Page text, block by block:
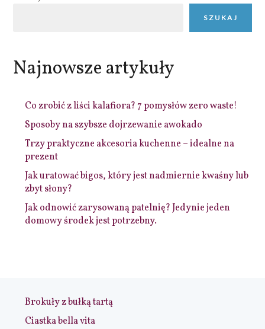
SZUKAJ
Najnowsze artykuły
Co zrobić z liści kalafiora? 7 pomysłów zero waste!
Sposoby na szybsze dojrzewanie awokado
Trzy praktyczne akcesoria kuchenne – idealne na
prezent
Jak uratować bigos, który jest nadmiernie kwaśny lub
zbyt słony?
Jak odnowić zarysowaną patelnię? Jedynie jeden
domowy środek jest potrzebny.
Brokuły z bułką tartą
Ciastka bella vita